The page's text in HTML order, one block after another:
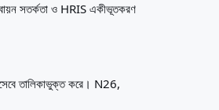
সতর্কতা ও HRIS একীভূতকরণ
তালিকাভুক্ত করে। N26,